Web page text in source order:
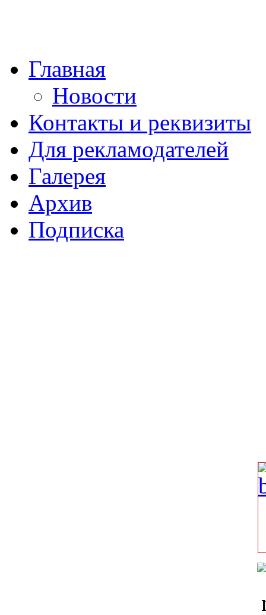
Главная
Новости
Контакты и реквизиты
Для рекламодателей
Галерея
Архив
Подписка